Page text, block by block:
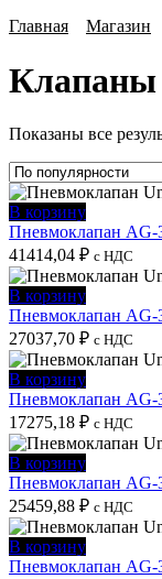
Главная Магазин
Клапаны
Показаны все
В корзину
Пневмоклапан AG-
41414,04 ₽ с НДС
В корзину
Пневмоклапан AG-
27037,70 ₽ с НДС
В корзину
Пневмоклапан AG-
17275,18 ₽ с НДС
В корзину
Пневмоклапан AG-
25459,88 ₽ с НДС
В корзину
Пневмоклапан AG-